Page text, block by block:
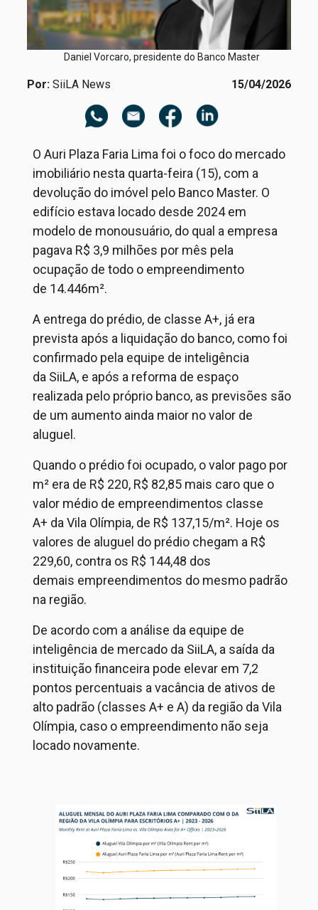
Daniel Vorcaro, presidente do Banco Master
Por: SiiLA News 15/04/2026
O Auri Plaza Faria Lima foi o foco do mercado
imobiliário nesta quarta-feira (15), com a
devolução do imóvel pelo Banco Master. O
edifício estava locado desde 2024 em
modelo de monousuário, do qual a empresa
pagava R$ 3,9 milhões por mês pela
ocupação de todo o empreendimento
de 14.446m².
A entrega do prédio, de classe A+, já era
prevista após a liquidação do banco, como foi
confirmado pela equipe de inteligência
da SiiLA, e após a reforma de espaço
realizada pelo próprio banco, as previsões são
de um aumento ainda maior no valor de
aluguel.
Quando o prédio foi ocupado, o valor pago por
m² era de R$ 220, R$ 82,85 mais caro que o
valor médio de empreendimentos classe
A+ da Vila Olímpia, de R$ 137,15/m². Hoje os
valores de aluguel do prédio chegam a R$
229,60, contra os R$ 144,48 dos
demais empreendimentos do mesmo padrão
na região.
De acordo com a análise da equipe de
inteligência de mercado da SiiLA, a saída da
instituição financeira pode elevar em 7,2
pontos percentuais a vacância de ativos de
alto padrão (classes A+ e A) da região da Vila
Olímpia, caso o empreendimento não seja
locado novamente.